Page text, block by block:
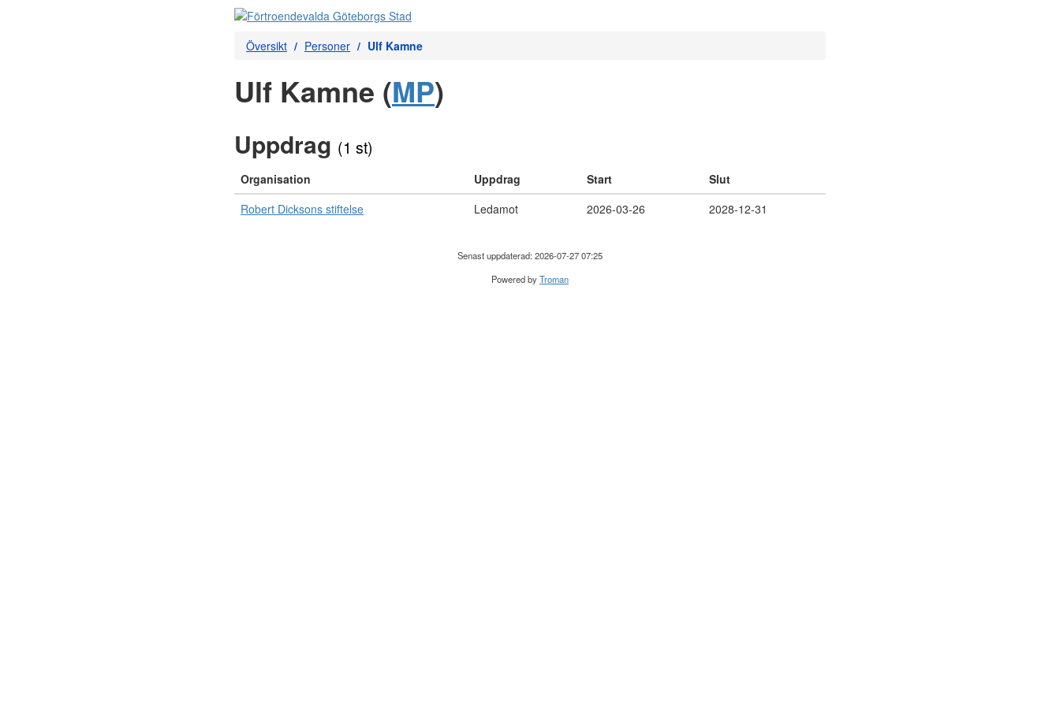
Översikt Personer Ulf Kamne
Ulf Kamne (MP)
Uppdrag (1 st)
Organisation Uppdrag Start
Slut
Robert Dicksons stiftelse
Ledamot 2026-03-26 2028-12-31
Senast uppdaterad: 2026-07-27 07:25
Powered byTroman